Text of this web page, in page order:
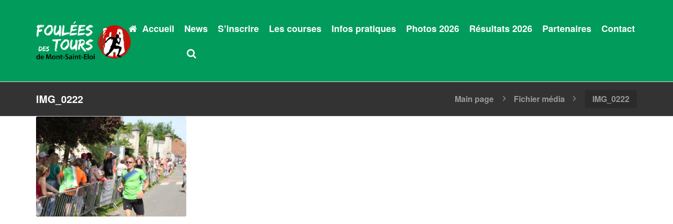
Accueil News S’inscrire Les courses Infos pratiques Photos 2026 Résultats 2026 Partenaires Contact
IMG_0222 Main page Fichier média IMG_0222